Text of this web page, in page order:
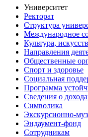
Университет
Ректорат
Структура
Международное
Культура,
Направления
Общественные
Спорт и здоровье
Социальная
Программа
Сведения о
Символика
Экскурсионно-
Эндаумент-фонд
Сотрудникам